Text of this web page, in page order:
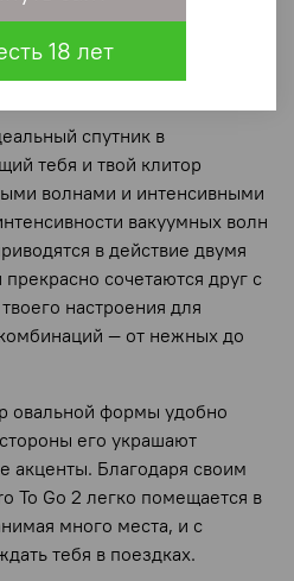
вибратор для
Pro To Go 2
спутник в
тебя и твой клитор
волнами и интенсивными
вакуумных волн
в действие двумя
сочетаются друг с
настроения для
— от нежных до
овальной формы удобно
его украшают
акценты. Благодаря своим
To Go 2 легко помещается в
много места, и с
тебя в поездках.
18 лет